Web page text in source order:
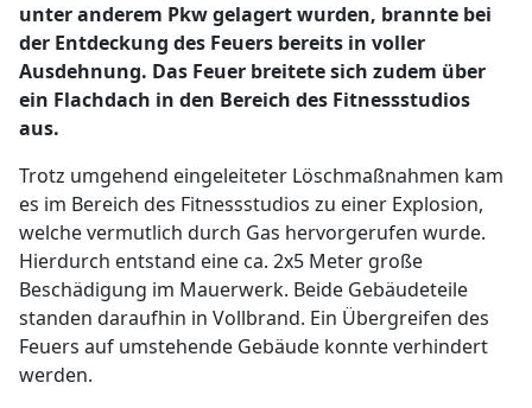
unter anderem Pkw gelagert wurden, brannte bei
der Entdeckung des Feuers bereits in voller
Ausdehnung. Das Feuer breitete sich zudem über
ein Flachdach in den Bereich des Fitnessstudios
aus.
Trotz umgehend eingeleiteter Löschmaßnahmen kam
es im Bereich des Fitnessstudios zu einer Explosion,
welche vermutlich durch Gas hervorgerufen wurde.
Hierdurch entstand eine ca. 2x5 Meter große
Beschädigung im Mauerwerk. Beide Gebäudeteile
standen daraufhin in Vollbrand. Ein Übergreifen des
Feuers auf umstehende Gebäude konnte verhindert
werden.